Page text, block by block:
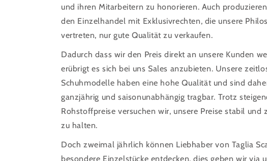
und ihren Mitarbeitern zu honorieren. Auch
den Einzelhandel mit Exklusivrechten, die unsere
vertreten, nur gute Qualität zu verkaufen.
Dadurch dass wir den Preis direkt an unsere Kunden
erübrigt es sich bei uns Sales anzubieten. Unsere
Schuhmodelle haben eine hohe Qualität und sind
ganzjährig und saisonunabhängig tragbar. Trotz
Rohstoffpreise versuchen wir, unsere Preise stabil und
zu halten.
Doch zweimal jährlich können Liebhaber von Taglia
besondere Einzelstücke entdecken, dies geben wir via